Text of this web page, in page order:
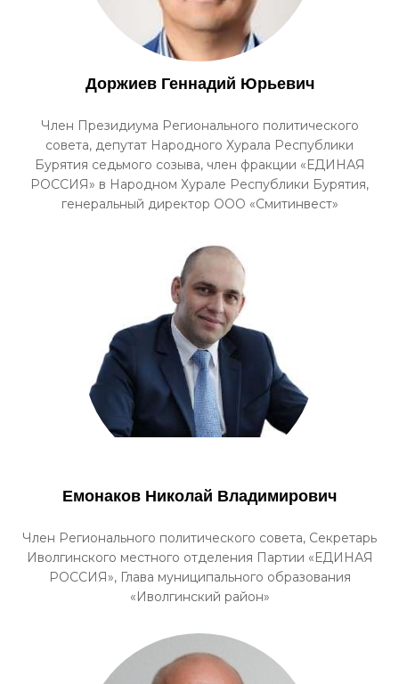
Доржиев Геннадий Юрьевич
Член Президиума Регионального политического
совета, депутат Народного Хурала Республики
Бурятия седьмого созыва, член фракции «ЕДИНАЯ
РОССИЯ» в Народном Хурале Республики Бурятия,
генеральный директор ООО «Смитинвест»
Емонаков Николай Владимирович
Член Регионального политического совета, Секретарь
Иволгинского местного отделения Партии «ЕДИНАЯ
РОССИЯ», Глава муниципального образования
«Иволгинский район»